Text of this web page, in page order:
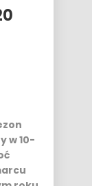
w 10-